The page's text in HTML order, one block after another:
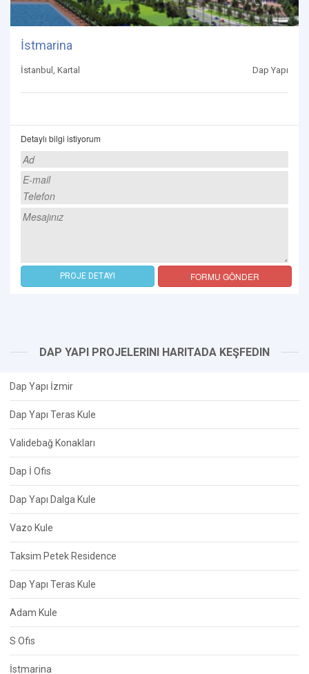
İstmarina
İstanbul, Kartal Dap Yapı
Detaylı bilgi istiyorum
PROJE DETAYI FORMU GÖNDER
DAP YAPI PROJELERINI HARITADA KEŞFEDIN
Dap Yapı İzmir
Dap Yapı Teras Kule
Validebağ Konakları
Dap İ Ofis
Dap Yapı Dalga Kule
Vazo Kule
Taksim Petek Residence
Dap Yapı Teras Kule
Adam Kule
S Ofis
İstmarina